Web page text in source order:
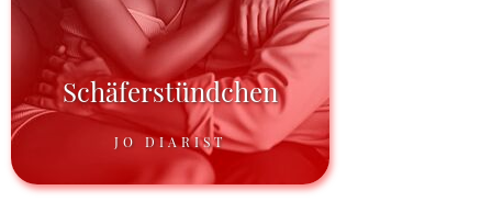
Schäferstündchen
JO DIARIST